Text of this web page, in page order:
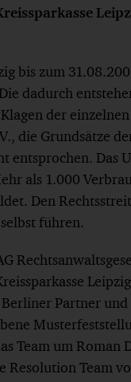
bis zum
dadurch
der
die Grundsätze
entsprochen. Das
als 1.000
Den
führen.
Leipzig
Partner
Team um Roman
Team